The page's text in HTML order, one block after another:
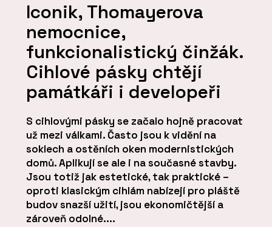
Iconik, Thomayerova
nemocnice,
funkcionalistický činžák.
Cihlové pásky chtějí
památkáři i developeři
S cihlovými pásky se začalo hojně pracovat
už mezi válkami. Často jsou k vidění na
soklech a ostěních oken modernistických
domů. Aplikují se ale i na současné stavby.
Jsou totiž jak estetické, tak praktické –
oproti klasickým cihlám nabízejí pro pláště
budov snazší užití, jsou ekonomičtější a
zároveň odolné....